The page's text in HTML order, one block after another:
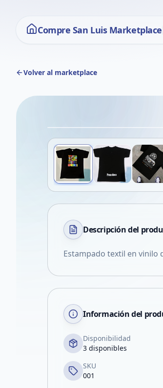
Compre San Luis Marketplace
Volver al marketplace
Descripción del
Estampado textil en vinilo
Información del
Disponibilidad
3 disponibles
SKU
001